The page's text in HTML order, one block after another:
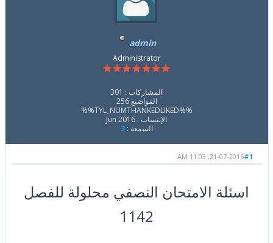
admin
Administrator
المشاركات : 301
المواضيع 256
%%TYL_NUMTHANKEDLIKED%%
الإنتساب : Jun 2016
السمعة :3
#1
21-07-2016, 11:03 AM
اسئلة الامتحان النصفي محلولة للفصل
1142